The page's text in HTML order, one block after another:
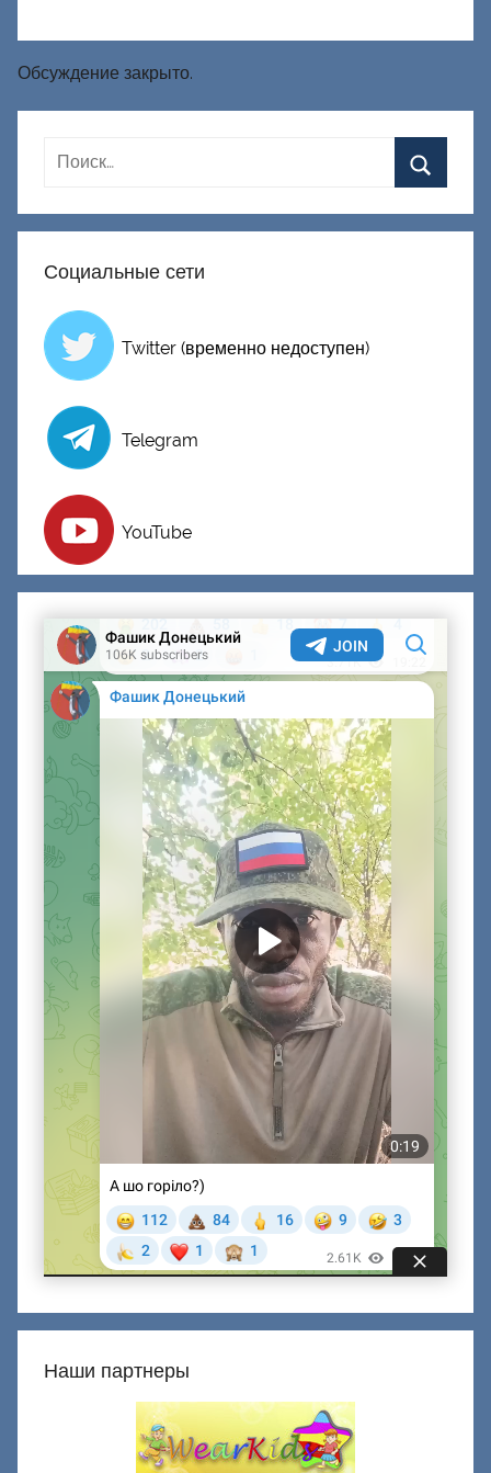
Обсуждение закрыто.
Социальные сети
Twitter (временно недоступен)
Telegram
YouTube
Наши партнеры